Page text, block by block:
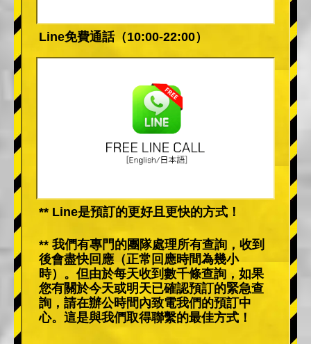
Line免費通話（10:00-22:00）
** Line是預訂的更好且更快的方式！
** 我們有專門的團隊處理所有查詢，收到
後會盡快回應（正常回應時間為幾小
時）。但由於每天收到數千條查詢，如果
您有關於今天或明天已確認預訂的緊急查
詢，請在辦公時間內致電我們的預訂中
心。這是與我們取得聯繫的最佳方式！